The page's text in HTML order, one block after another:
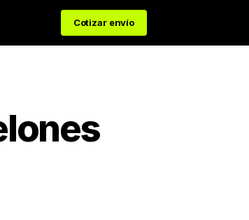
Cotizar envío